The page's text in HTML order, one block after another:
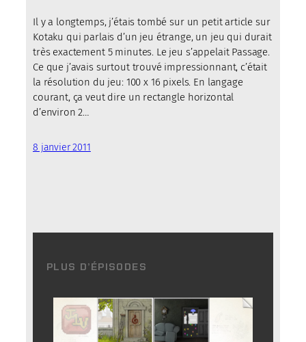
Il y a longtemps, j’étais tombé sur un petit article sur
Kotaku qui parlais d’un jeu étrange, un jeu qui durait
très exactement 5 minutes. Le jeu s’appelait Passage.
Ce que j’avais surtout trouvé impressionnant, c’était
la résolution du jeu: 100 x 16 pixels. En langage
courant, ça veut dire un rectangle horizontal
d’environ 2…
8 janvier 2011
PLUS D’ÉPISODES